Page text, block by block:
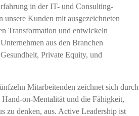
in der IT- und Consulting-
unsere Kunden mit ausgezeichneten
Transformation und entwickeln
aus den Branchen
Private Equity, und
Mitarbeitenden zeichnet sich durch
on-Mentalität und die Fähigkeit,
zu denken, aus. Active Leadership ist